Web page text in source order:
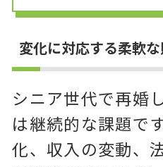
変化に対応する柔軟
シニア世代で再婚
は継続的な課題で
化、収入の変動、